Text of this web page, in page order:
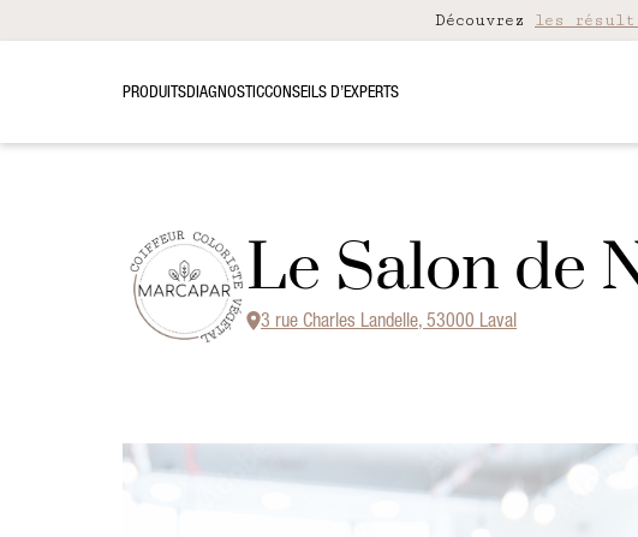
Découvrez les
PRODUITSDIAGNOSTICCONSEILS D’EXPERTS
Le Salon de
3 rue Charles Landelle, 53000 Laval